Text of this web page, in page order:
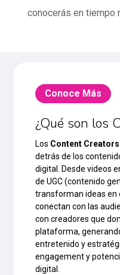
conocerás en tiempo
Conoce Más
¿Qué son los
Los Content Creators
detrás de los
digital. Desde videos
de UGC (contenido
transforman ideas en
conectan con las
con creadores que
plataforma,
entretenido y
engagement y
digital.